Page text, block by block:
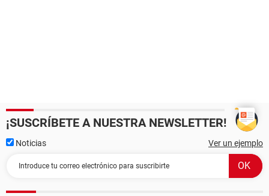
¡SUSCRÍBETE A NUESTRA NEWSLETTER!
Noticias Ver un ejemplo